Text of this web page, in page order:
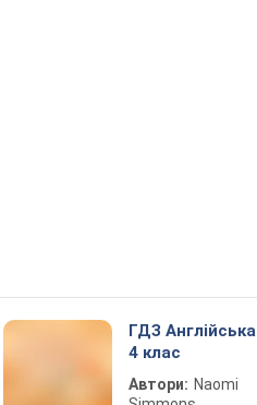
ГДЗ
4 клас
Автори: Naomi